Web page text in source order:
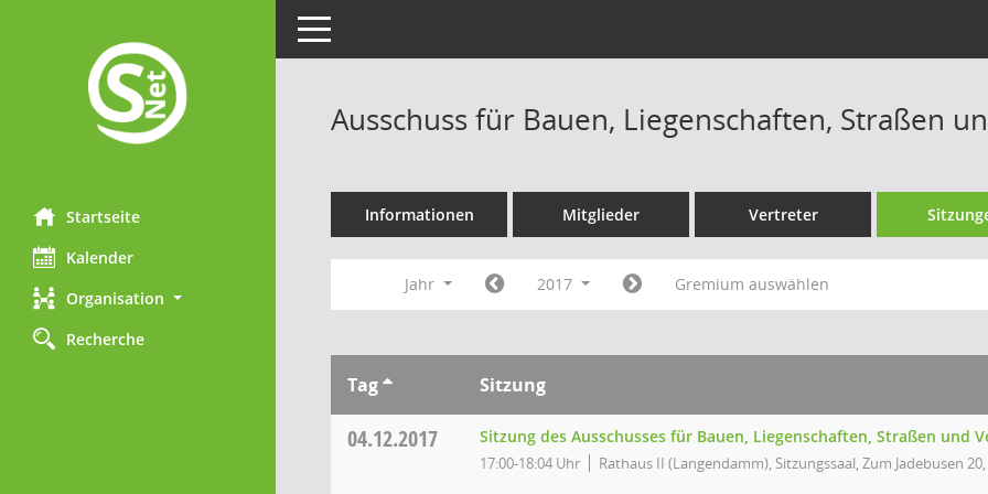
Startseite
Kalender
Organisation
Recherche
Toggle navigation
Ausschuss für Bauen, Liegenschaften, Straßen
Informationen Mitglieder Vertreter
Jahr 2017 Gremium auswählen
Tag Sitzung
04.12.2017 Sitzung des Ausschusses für Bauen, Liegenschaften, Straßen und
17:00-18:04 Uhr Rathaus II (Langendamm), Sitzungssaal, Zum Jadebusen